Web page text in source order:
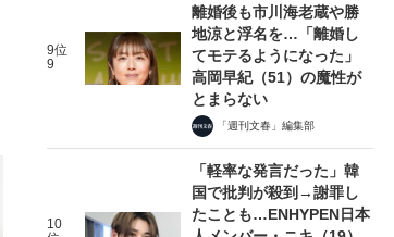
9位
9
離婚後も市川海老蔵や勝
地涼と浮名を…「離婚し
てモテるようになった」
高岡早紀（51）の魔性が
とまらない
「週刊文春」編集部
10
「軽率な発言だった」韓
国で批判が殺到→謝罪し
たことも…ENHYPEN日本